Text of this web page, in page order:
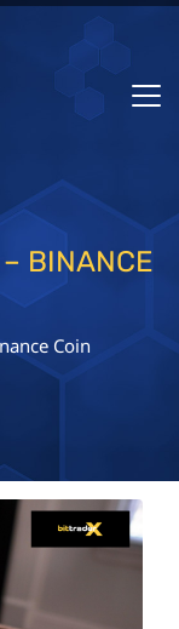
BINANCE
Coin